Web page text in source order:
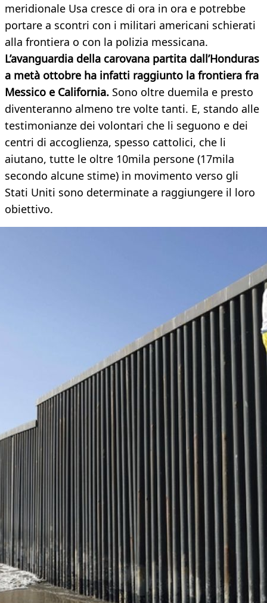
meridionale Usa cresce di ora in ora e potrebbe
portare a scontri con i militari americani schierati
alla frontiera o con la polizia messicana.
L’avanguardia della carovana partita dall’Honduras
a metà ottobre ha infatti raggiunto la frontiera fra
Messico e California. Sono oltre duemila e presto
diventeranno almeno tre volte tanti. E, stando alle
testimonianze dei volontari che li seguono e dei
centri di accoglienza, spesso cattolici, che li
aiutano, tutte le oltre 10mila persone (17mila
secondo alcune stime) in movimento verso gli
Stati Uniti sono determinate a raggiungere il loro
obiettivo.